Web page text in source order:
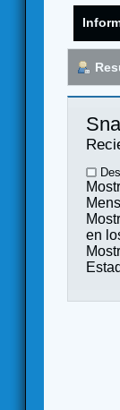
en